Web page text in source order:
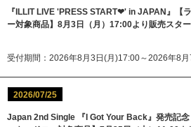
『ILLIT LIVE 'PRESS START︎❤' in JAPAN』【
ー対象商品】8月3日（月）17:00より販売スター
受付期間：2026年8月3日(月)17:00～2026年8
2026/07/25
Japan 2nd Single 『I Got Your Back』発売記